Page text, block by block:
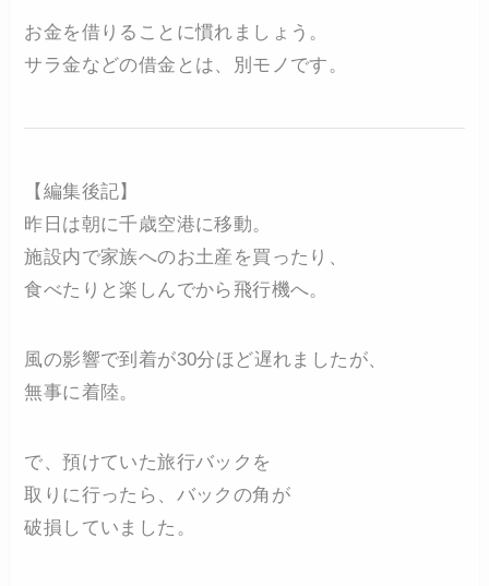
お金を借りることに慣れましょう。
サラ金などの借金とは、別モノです。
【編集後記】
昨日は朝に千歳空港に移動。
施設内で家族へのお土産を買ったり、
食べたりと楽しんでから飛行機へ。
風の影響で到着が30分ほど遅れましたが、
無事に着陸。
で、預けていた旅行バックを
取りに行ったら、バックの角が
破損していました。